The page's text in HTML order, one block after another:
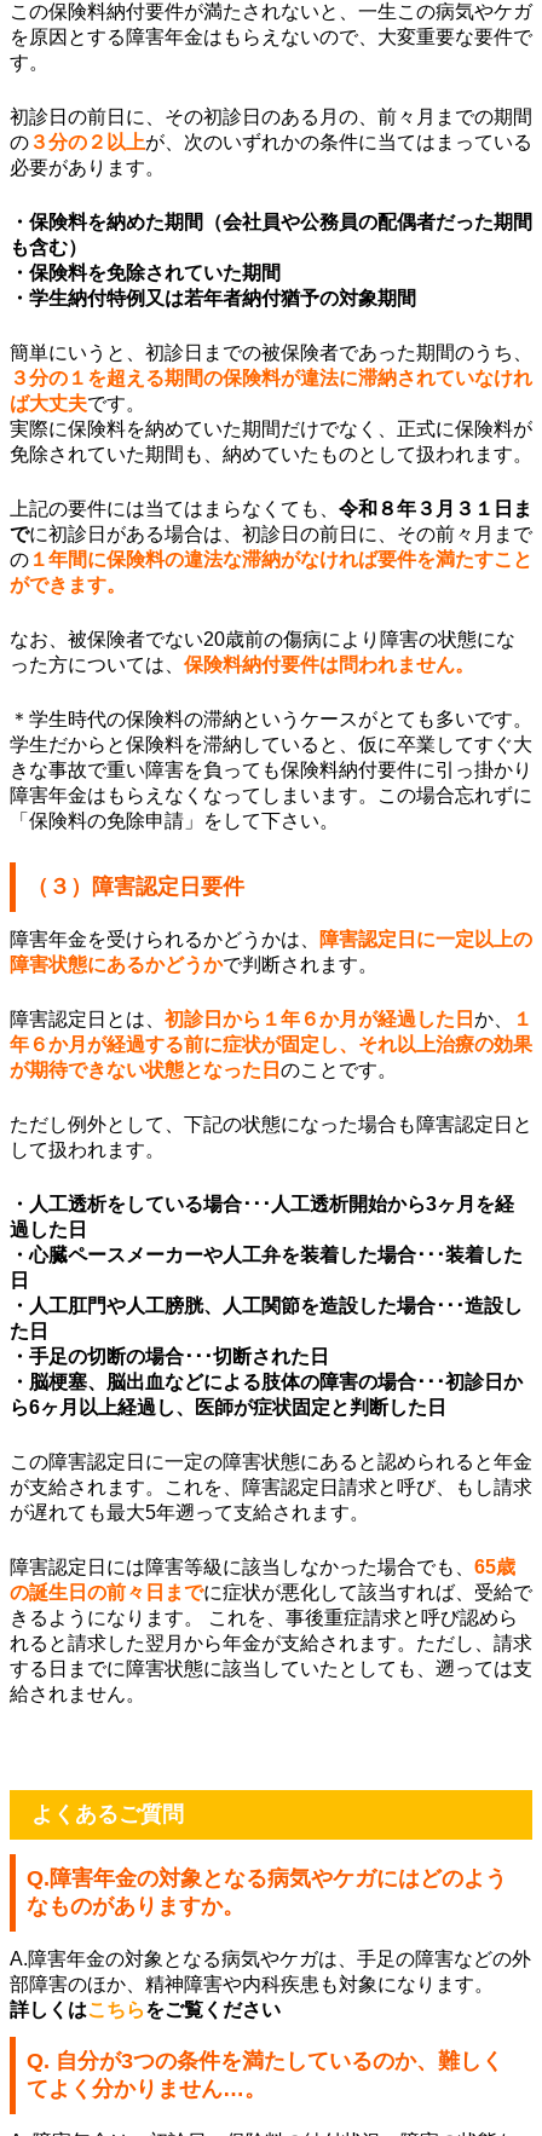
この保険料納付要件が満たされないと、一生この病気やケガ
を原因とする障害年金はもらえないので、大変重要な要件で
す。
初診日の前日に、その初診日のある月の、前々月までの期間
の ３分の２以上が、次のいずれかの条件に当てはまっている
必要があります。
・保険料を納めた期間（会社員や公務員の配偶者だった期間
も含む）
・保険料を免除されていた期間
・学生納付特例又は若年者納付猶予の対象期間
簡単にいうと、初診日までの被保険者であった期間のうち、
３分の１を超える期間の保険料が違法に滞納されていなけれ
ば大丈夫です。
実際に保険料を納めていた期間だけでなく、正式に保険料が
免除されていた期間も、納めていたものとして扱われます。
上記の要件には当てはまらなくても、 令和８年３月３１日ま
でに初診日がある場合は、初診日の前日に、その前々月まで
の １年間に保険料の違法な滞納がなければ要件を満たすこと
ができます。
なお、被保険者でない20歳前の傷病により障害の状態にな
った方については、 保険料納付要件は問われません。
＊学生時代の保険料の滞納というケースがとても多いです。
学生だからと保険料を滞納していると、仮に卒業してすぐ大
きな事故で重い障害を負っても保険料納付要件に引っ掛かり
障害年金はもらえなくなってしまいます。この場合忘れずに
「保険料の免除申請」をして下さい。
（３）障害認定日要件
障害年金を受けられるかどうかは、
障害認定日に一定以上の
障害状態にあるかどうかで判断されます。
障害認定日とは、 初診日から１年６か月が経過した日 か、
１
年６か月が経過する前に症状が固定し、それ以上治療の効果
が期待できない状態となった日 のことです。
ただし例外として、下記の状態になった場合も障害認定日と
して扱われます。
・人工透析をしている場合･･･人工透析開始から3ヶ月を経
過した日
・心臓ペースメーカーや人工弁を装着した場合･･･装着した
日
・人工肛門や人工膀胱、人工関節を造設した場合･･･造設し
た日
・手足の切断の場合･･･切断された日
・脳梗塞、脳出血などによる肢体の障害の場合･･･初診日か
ら6ヶ月以上経過し、医師が症状固定と判断した日
この障害認定日に一定の障害状態にあると認められると年金
が支給されます。これを、障害認定日請求と呼び、もし請求
が遅れても最大5年遡って支給されます。
障害認定日には障害等級に該当しなかった場合でも、 65歳
の誕生日の前々日までに症状が悪化して該当すれば、受給で
きるようになります。 これを、事後重症請求と呼び認めら
れると請求した翌月から年金が支給されます。ただし、請求
する日までに障害状態に該当していたとしても、遡っては支
給されません。
よくあるご質問
Q.障害年金の対象となる病気やケガにはどのよう
なものがありますか。
A.障害年金の対象となる病気やケガは、手足の障害などの外
部障害のほか、精神障害や内科疾患も対象になります。
詳しくはこちらをご覧ください
Q. 自分が3つの条件を満たしているのか、難しく
てよく分かりません…。